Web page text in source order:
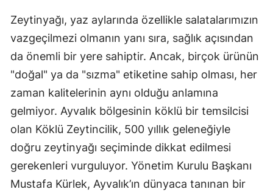
Zeytinyağı, yaz aylarında özellikle salatalarımızın
vazgeçilmezi olmanın yanı sıra, sağlık açısından
da önemli bir yere sahiptir. Ancak, birçok ürünün
"doğal" ya da "sızma" etiketine sahip olması, her
zaman kalitelerinin aynı olduğu anlamına
gelmiyor. Ayvalık bölgesinin köklü bir temsilcisi
olan Köklü Zeytincilik, 500 yıllık geleneğiyle
doğru zeytinyağı seçiminde dikkat edilmesi
gerekenleri vurguluyor. Yönetim Kurulu Başkanı
Mustafa Kürlek, Ayvalık’ın dünyaca tanınan bir